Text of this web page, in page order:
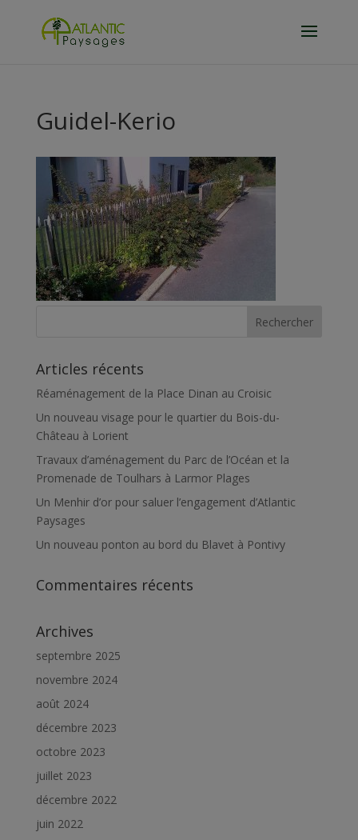
Guidel-Kerio
Articles récents
Réaménagement de la Place Dinan au Croisic
Un nouveau visage pour le quartier du Bois-du-
Château à Lorient
Travaux d’aménagement du Parc de l’Océan et la
Promenade de Toulhars à Larmor Plages
Un Menhir d’or pour saluer l’engagement d’Atlantic
Paysages
Un nouveau ponton au bord du Blavet à Pontivy
Commentaires récents
Archives
septembre 2025
novembre 2024
août 2024
décembre 2023
octobre 2023
juillet 2023
décembre 2022
juin 2022